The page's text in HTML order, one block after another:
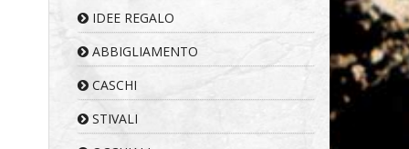
IDEE REGALO
ABBIGLIAMENTO
CASCHI
STIVALI